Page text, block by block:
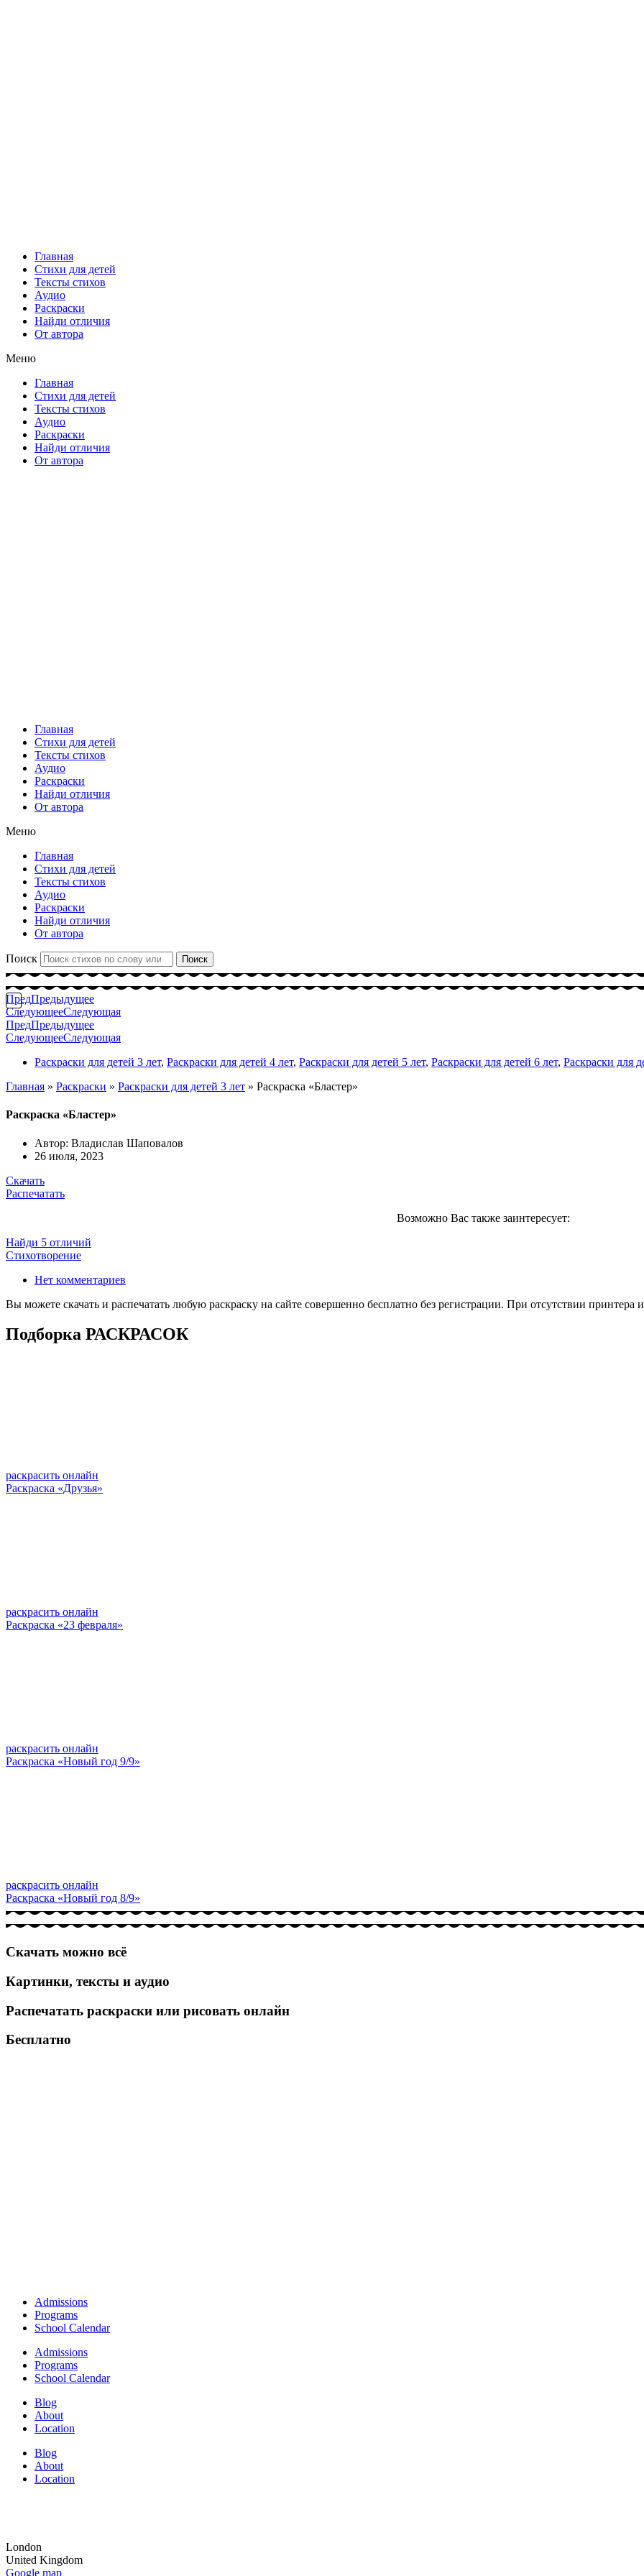
Главная
Стихи для детей
Тексты стихов
Аудио
Раскраски
Найди отличия
От автора
Меню
Главная
Стихи для детей
Тексты стихов
Аудио
Раскраски
Найди отличия
От автора
Главная
Стихи для детей
Тексты стихов
Аудио
Раскраски
Найди отличия
От автора
Меню
Главная
Стихи для детей
Тексты стихов
Аудио
Раскраски
Найди отличия
От автора
Поиск Поиск
ПредПредыдущее
СледующееСледующая
ПредПредыдущее
СледующееСледующая
Раскраски для детей 3 лет, Раскраски для детей 4 лет, Раскраски для детей 5 лет, Раскраски для детей 6 лет, Раскраски для
Главная » Раскраски » Раскраски для детей 3 лет » Раскраска «Бластер»
Раскраска «Бластер»
Автор: Владислав Шаповалов
26 июля, 2023
Скачать
Распечатать
Возможно Вас также заинтересует:
Найди 5 отличий
Стихотворение
Нет комментариев
Вы можете скачать и распечатать любую раскраску на сайте совершенно бесплатно без регистрации. При отсутствии принтера
Подборка РАСКРАСОК
раскрасить онлайн
Раскраска «Друзья»
раскрасить онлайн
Раскраска «23 февраля»
раскрасить онлайн
Раскраска «Новый год 9/9»
раскрасить онлайн
Раскраска «Новый год 8/9»
Скачать можно всё
Картинки, тексты и аудио
Распечатать раскраски или рисовать онлайн
Бесплатно
Admissions
Programs
School Calendar
Admissions
Programs
School Calendar
Blog
About
Location
Blog
About
Location
London
United Kingdom
Google map